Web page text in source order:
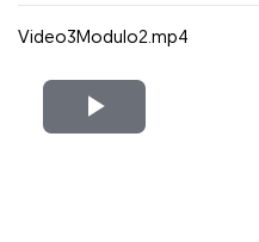
Video3Modulo2.mp4
Reproducir